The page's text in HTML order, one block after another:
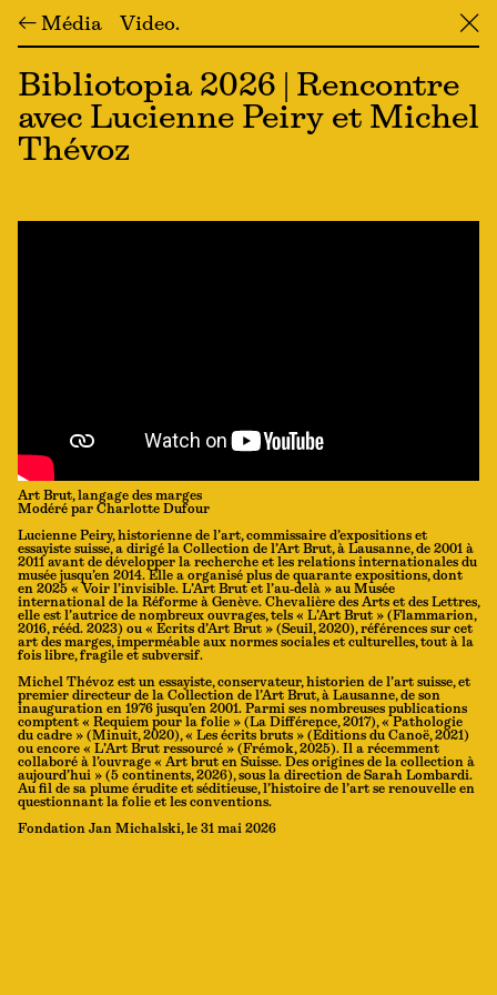
← Média Video ╳
Bibliotopia 2026 | Rencontre
avec Lucienne Peiry et Michel
Thévoz
Art Brut, langage des marges
Modéré par Charlotte Dufour
Lucienne Peiry, historienne de l’art, commissaire d’expositions et
essayiste suisse, a dirigé la Collection de l’Art Brut, à Lausanne, de 2001 à
2011 avant de développer la recherche et les relations internationales du
musée jusqu’en 2014. Elle a organisé plus de quarante expositions, dont
en 2025 « Voir l’invisible. L’Art Brut et l’au-delà » au Musée
international de la Réforme à Genève. Chevalière des Arts et des Lettres,
elle est l’autrice de nombreux ouvrages, tels « L’Art Brut » (Flammarion,
2016, rééd. 2023) ou « Écrits d’Art Brut » (Seuil, 2020), références sur cet
art des marges, imperméable aux normes sociales et culturelles, tout à la
fois libre, fragile et subversif.
Michel Thévoz est un essayiste, conservateur, historien de l’art suisse, et
premier directeur de la Collection de l’Art Brut, à Lausanne, de son
inauguration en 1976 jusqu’en 2001. Parmi ses nombreuses publications
comptent « Requiem pour la folie » (La Différence, 2017), « Pathologie
du cadre » (Minuit, 2020), « Les écrits bruts » (Éditions du Canoë, 2021)
ou encore « L’Art Brut ressourcé » (Frémok, 2025). Il a récemment
collaboré à l’ouvrage « Art brut en Suisse. Des origines de la collection à
aujourd’hui » (5 continents, 2026), sous la direction de Sarah Lombardi.
Au fil de sa plume érudite et séditieuse, l’histoire de l’art se renouvelle en
questionnant la folie et les conventions.
Fondation Jan Michalski, le 31 mai 2026